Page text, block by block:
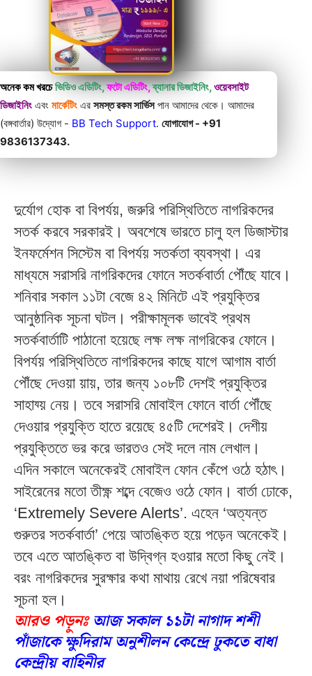
অনেক কম খরচে ভিডিও এডিটিং,ফটো এডিটিং,ব্যানার ডিজাইনিং,ওয়েবসাইট
ডিজাইনিং এবং মার্কেটিং এর সমস্ত রকম সার্ভিসপান আমাদের থেকে। আমাদের
(বঙ্গবার্তার) উদ্যোগ - BB Tech Support. যোগাযোগ - +91
9836137343.
দুর্যোগ হোক বা বিপর্যয়, জরুরি পরিস্থিতিতে নাগরিকদের
সতর্ক করবে সরকারই। অবশেষে ভারতে চালু হল ডিজাস্টার
ইনফর্মেশন সিস্টেম বা বিপর্যয় সতর্কতা ব্যবস্থা। এর
মাধ্যমে সরাসরি নাগরিকদের ফোনে সতর্কবার্তা পৌঁছে যাবে।
শনিবার সকাল ১১টা বেজে ৪২ মিনিটে এই প্রযুক্তির
আনুষ্ঠানিক সূচনা ঘটল। পরীক্ষামূলক ভাবেই প্রথম
সতর্কবার্তাটি পাঠানো হয়েছে লক্ষ লক্ষ নাগরিকের ফোনে।
বিপর্যয় পরিস্থিতিতে নাগরিকদের কাছে যাগে আগাম বার্তা
পৌঁছে দেওয়া য়ায়,তার জন্য ১০৮টি দেশই প্রযুক্তির
সাহায্য় নেয়। তবে সরাসরি মোবাইল ফোনে বার্তা পৌঁছে
দেওয়ার প্রযুক্তি হাতে রয়েছে ৪৫টি দেশেরই। দেশীয়
প্রযুক্তিতে ভর করে ভারতও সেই দলে নাম লেখাল।
এদিন সকালে অনেকেরই মোবাইল ফোন কেঁপে ওঠে হঠাৎ।
সাইরেনের মতো তীক্ষ্ণ শব্দে বেজেও ওঠে ফোন। বার্তা ঢোকে,
‘Extremely Severe Alerts’. এহেন ‘অত্যন্ত
গুরুতর সতর্কবার্তা’ পেয়ে আতঙ্কিত হয়ে পড়েন অনেকেই।
তবে এতে আতঙ্কিত বা উদ্বিগ্ন হওয়ার মতো কিছু নেই।
বরং নাগরিকদের সুরক্ষার কথা মাথায় রেখে নয়া পরিষেবার
সূচনা হল।
আরও পড়ুনঃ আজ সকাল ১১টা নাগাদ শশী
পাঁজাকে ক্ষুদিরাম অনুশীলন কেন্দ্রে ঢুকতে বাধা
কেন্দ্রীয় বাহিনীর